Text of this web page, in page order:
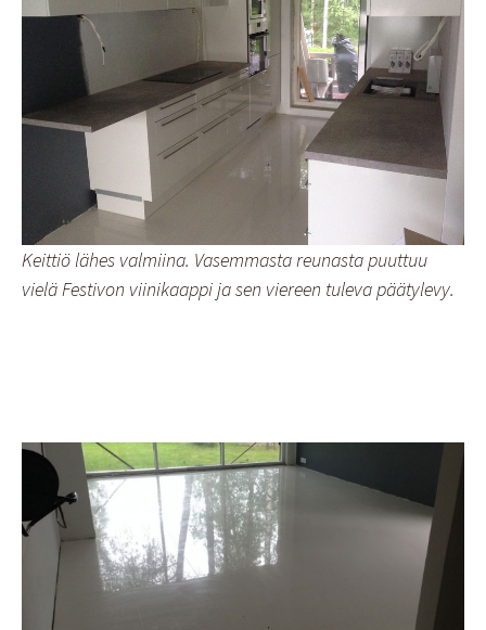
Keittiö lähes valmiina. Vasemmasta reunasta puuttuu
vielä Festivon viinikaappi ja sen viereen tuleva päätylevy.